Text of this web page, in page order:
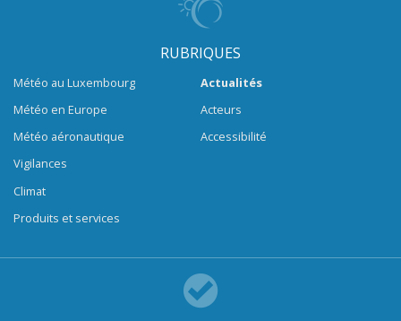
RUBRIQUES
Météo au Luxembourg
Météo en Europe
Météo aéronautique
Vigilances
Climat
Produits et services
Actualités
Acteurs
Accessibilité